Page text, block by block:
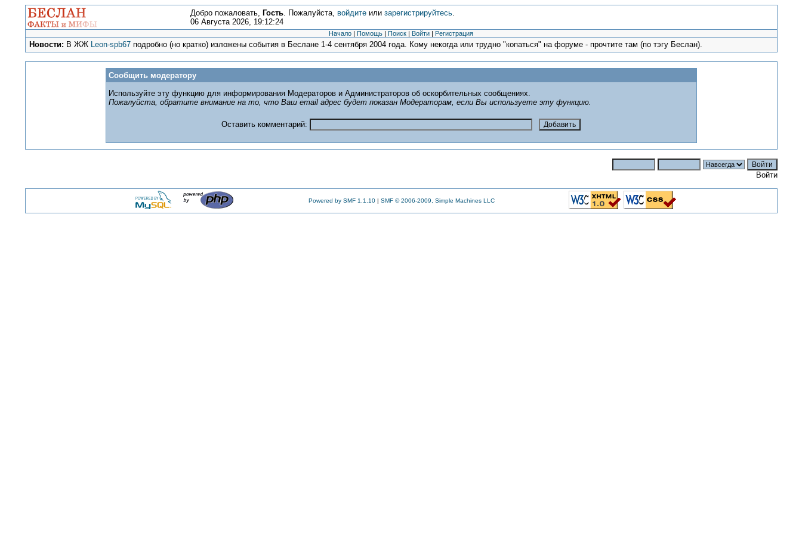
Добро пожаловать, Гость. Пожалуйста, войдитеили зарегистрируйтесь.
06 Августа 2026, 19:12:24
Начало | Помощь | Поиск | Войти | Регистрация
Новости: В ЖЖ Leon-spb67 подробно (но кратко) изложены события в Беслане 1-4 сентября 2004 года. Кому некогда или трудно "копаться" на форуме - прочтите там (по тэгу Беслан).
Сообщить модератору
Используйте эту функцию для информирования Модераторов и Администраторов об оскорбительных сообщениях.
Пожалуйста, обратите внимание на то, что Ваш email адрес будет показан Модераторам, если Вы используете эту функцию.
Оставить комментарий:
Войти
Powered by SMF 1.1.10| SMF © 2006-2009, Simple Machines LLC